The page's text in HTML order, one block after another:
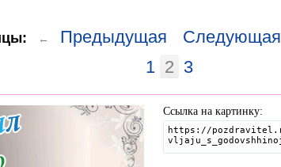
← Предыдущая Следующая
1 2 3
Ссылка на картинку: